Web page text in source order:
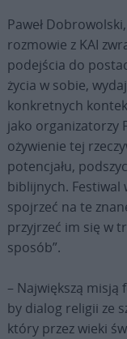
Paweł
rozmowie z KAI
podejścia do
życia w sobie,
konkretnych
jako organizatorzy
ożywienie tej
potencjału,
biblijnych. Festiwal
spojrzeć na te
przyjrzeć im się w
sposób”.
– Największą
by dialog religii ze
który przez wieki